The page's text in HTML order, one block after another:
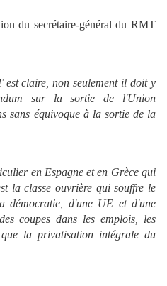
du secrétaire-général du RMT
claire, non seulement il doit y
sur la sortie de l'Union
sans équivoque à la sortie de la
en Espagne et en Grèce qui
la classe ouvrière qui souffre le
démocratie, d'une UE et d'une
coupes dans les emplois, les
la privatisation intégrale du